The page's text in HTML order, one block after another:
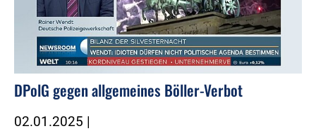
DPolG gegen allgemeines Böller-Verbot
02.01.2025 |